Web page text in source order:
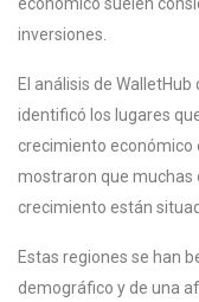
inversiones.
El análisis de
identificó los lugares
crecimiento económico
mostraron que muchas
crecimiento están
Estas regiones se han
demográfico y de una